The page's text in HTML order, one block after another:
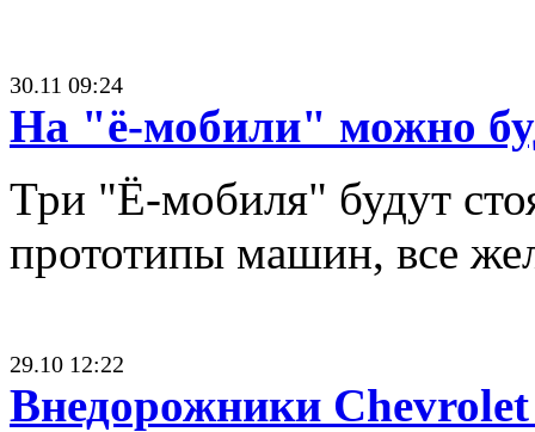
30.11 09:24
На "ё-мобили" можно
Три "Ё-мобиля" будут
прототипы машин, все
29.10 12:22
Внедорожники